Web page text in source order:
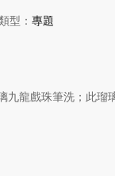
型： 專題
九龍戲珠筆洗；此